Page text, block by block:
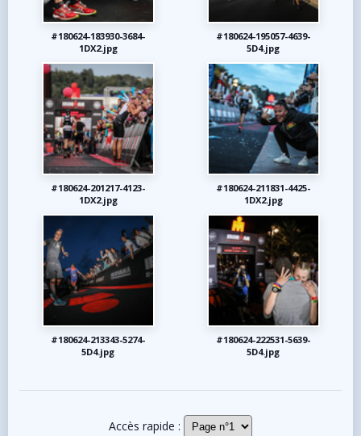
#180624-183930-3684-
1DX2.jpg
#180624-195057-4639-
5D4.jpg
#180624-201217-4123-
1DX2.jpg
#180624-211831-4425-
1DX2.jpg
#180624-213343-5274-
5D4.jpg
#180624-222531-5639-
5D4.jpg
Accès rapide :